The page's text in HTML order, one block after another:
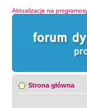
Aktualizacje na
Strona główna